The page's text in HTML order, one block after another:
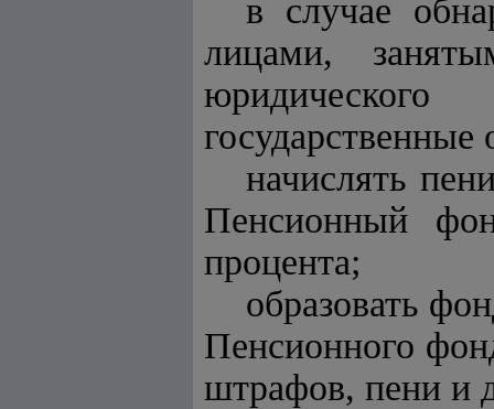
в случае
лицами,
начислять
Пенсионный
процента;
образовать
Пенсионного
штрафов, пени и